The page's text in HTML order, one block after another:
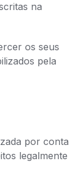
na
os seus
pela
por conta
legalmente